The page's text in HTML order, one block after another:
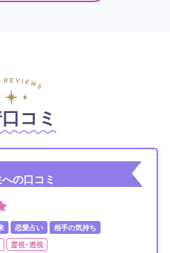
コミ
の口コミ
恋愛占い 相手の気持ち
霊視・透視